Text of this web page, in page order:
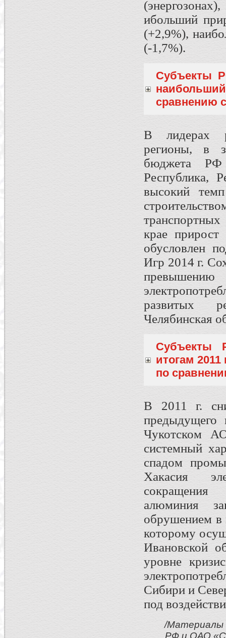
ибольший
(+2,9%),
(-1,7%).
Субъекты
сравнению с
В лидерах
регионы, в
бюджета РФ
Республика,
высокий
крае прирост
обусловлен
Игр 2014 г.
развитых
Челябинская
Субъекты
итогам
по
В 2011 г.
Чукотском
системный
спадом
Хакасия
сокращения
алюминия
обрушением в
которому
Ивановской
уровне
Сибири и
под
/Материалы
РФ и ОАО